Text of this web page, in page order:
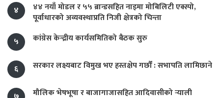
४
४४ नयाँ मोडल र ५५ ब्रान्डसहित नाइमा मोबिलिटी एक्स्पो,
पूर्वाधारको अव्यवस्थाप्रति निजी क्षेत्रको चिन्ता
५
कांग्रेस केन्द्रीय कार्यसमितिको बैठक सुरु
६ सरकार लक्ष्यबाट विमुख भए हस्तक्षेप गर्छौं : सभापति लामिछाने
मौलिक भेषभूषा र बाजागाजासहित आदिवासीको र्‍याली